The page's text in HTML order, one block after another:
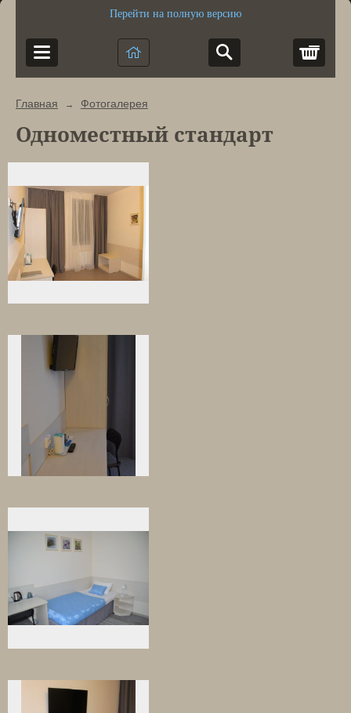
Перейти на полную версию
Главная → Фотогалерея
Одноместный стандарт